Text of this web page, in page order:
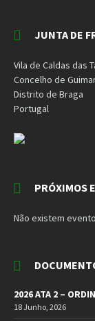
JUNTA DE
Vila de Caldas das
Concelho de
Distrito de Braga
Portugal
PRÓXIMOS
Não existem
2026 ATA 2 –
18 Junho, 2026